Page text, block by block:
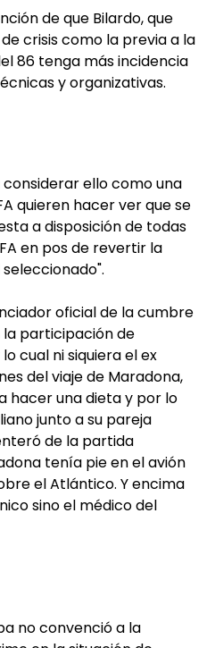
de que Bilardo, que
crisis como la previa a la
86 tenga más incidencia
y organizativas.
ello como una
quieren hacer ver que se
a disposición de todas
en pos de revertir la
oficial de la cumbre
participación de
cual ni siquiera el ex
del viaje de Maradona,
hacer una dieta y por lo
junto a su pareja
de la partida
tenía pie en el avión
el Atlántico. Y encima
sino el médico del
no convenció a la